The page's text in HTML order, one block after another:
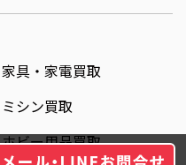
家具・家電買取
ミシン買取
ホビー用品買取